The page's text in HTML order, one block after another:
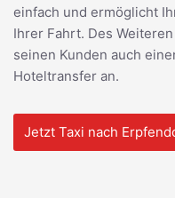
einfach und ermöglicht
Ihrer Fahrt. Des
seinen Kunden auch
Hoteltransfer an.
Jetzt Taxi nach